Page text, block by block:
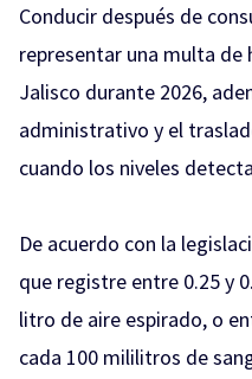
Conducir después de
representar una multa de
Jalisco durante 2026,
administrativo y el
cuando los niveles
De acuerdo con la
que registre entre 0.25 y
litro de aire espirado, o
cada 100 mililitros de